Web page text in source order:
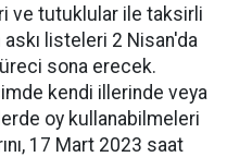
ve tutuklular ile taksirli
listeleri 2 Nisan'da
sona erecek.
kendi illerinde veya
oy kullanabilmeleri
17 Mart 2023 saat